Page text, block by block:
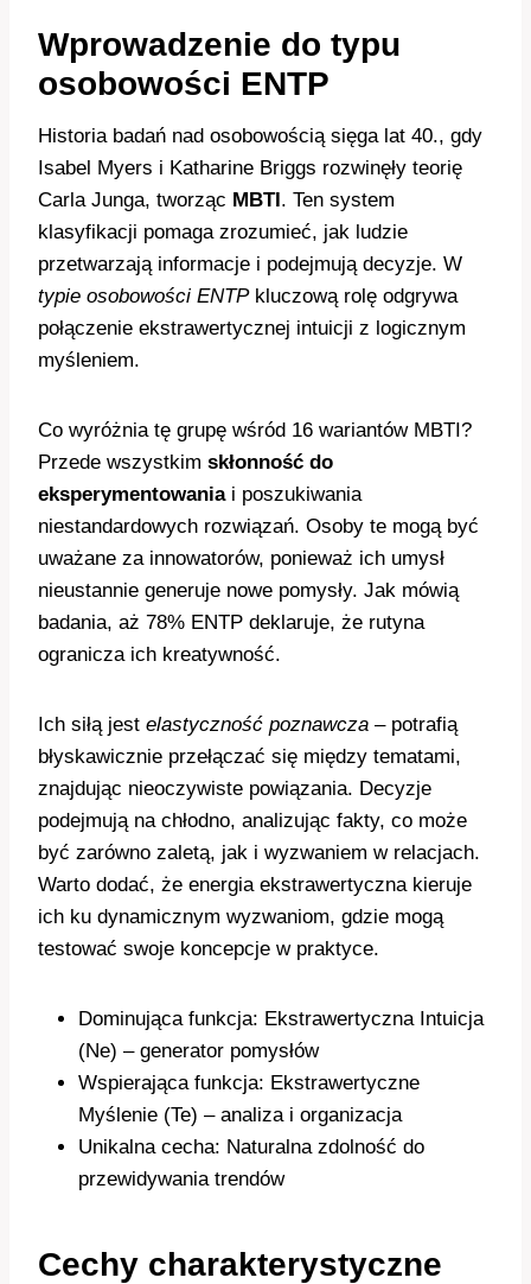
Wprowadzenie do typu
osobowości ENTP
Historia badań nad osobowością sięga lat 40., gdy
Isabel Myers i Katharine Briggs rozwinęły teorię
Carla Junga, tworząc MBTI. Ten system
klasyfikacji pomaga zrozumieć, jak ludzie
przetwarzają informacje i podejmują decyzje. W
typie osobowości ENTPkluczową rolę odgrywa
połączenie ekstrawertycznej intuicji z logicznym
myśleniem.
Co wyróżnia tę grupę wśród 16 wariantów MBTI?
Przede wszystkim skłonność do
eksperymentowaniai poszukiwania
niestandardowych rozwiązań. Osoby te mogą być
uważane za innowatorów, ponieważ ich umysł
nieustannie generuje nowe pomysły. Jak mówią
badania, aż 78% ENTP deklaruje, że rutyna
ogranicza ich kreatywność.
Ich siłą jest elastyczność poznawcza – potrafią
błyskawicznie przełączać się między tematami,
znajdując nieoczywiste powiązania. Decyzje
podejmują na chłodno, analizując fakty, co może
być zarówno zaletą, jak i wyzwaniem w relacjach.
Warto dodać, że energia ekstrawertyczna kieruje
ich ku dynamicznym wyzwaniom, gdzie mogą
testować swoje koncepcje w praktyce.
Dominująca funkcja: Ekstrawertyczna Intuicja
(Ne) – generator pomysłów
Wspierająca funkcja: Ekstrawertyczne
Myślenie (Te) – analiza i organizacja
Unikalna cecha: Naturalna zdolność do
przewidywania trendów
Cechy charakterystyczne